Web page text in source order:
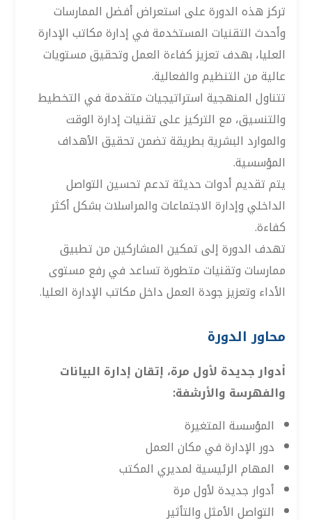
تركز هذه الدورة على استعراض أفضل الممارسات
وأحدث التقنيات المستخدمة في إدارة مكاتب الإدارة
العليا، بهدف تعزيز كفاءة العمل وتحقيق مستويات
عالية من التنظيم والفعالية.
تتناول المنهجية استراتيجيات متقدمة في التخطيط
والتنسيق، مع التركيز على تقنيات إدارة الوقت
والموارد البشرية بطريقة تضمن تحقيق الأهداف
المؤسسية.
يتم تقديم أدوات حديثة تدعم تحسين التواصل
الداخلي وإدارة الاجتماعات والمراسلات بشكل أكثر
كفاءة.
تهدف الدورة إلى تمكين المشاركين من تطبيق
ممارسات وتقنيات متطورة تساعد في رفع مستوى
الأداء وتعزيز جودة العمل داخل مكاتب الإدارة العليا.
محاور الدورة
أدوار جديدة لأول مرة، إتقان إدارة البيانات
والفهرسة والأرشفة:
المؤسسة المتغيرة
دور الإدارة في مكان العمل
المهام الرئيسية لمديري المكتب
أدوار جديدة لأول مرة
التواصل الأمثل والتأثير